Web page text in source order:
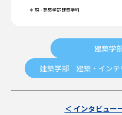
＊ 現・建築学部 建築学科
建築学
建築学部 建築・インテ
＜ インタビュー